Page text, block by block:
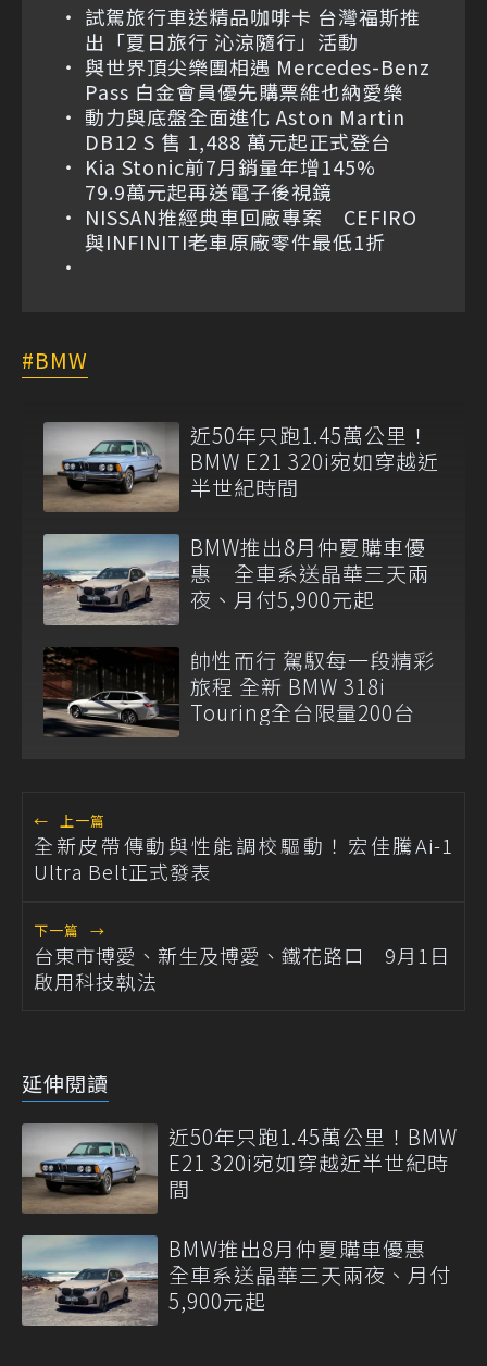
試駕旅行車送精品咖啡卡 台灣福斯推
出「夏日旅行 沁涼隨行」活動
與世界頂尖樂團相遇 Mercedes-Benz
Pass 白金會員優先購票維也納愛樂
動力與底盤全面進化 Aston Martin
DB12 S 售 1,488 萬元起正式登台
Kia Stonic前7月銷量年增145%
79.9萬元起再送電子後視鏡
NISSAN推經典車回廠專案 CEFIRO
與INFINITI老車原廠零件最低1折
BMW
近50年只跑1.45萬公里！
BMW E21 320i宛如穿越近
半世紀時間
BMW推出8月仲夏購車優
惠 全車系送晶華三天兩
夜、月付5,900元起
帥性而行 駕馭每一段精彩
旅程 全新 BMW 318i
Touring全台限量200台
← 上一篇
全新皮帶傳動與性能調校驅動！宏佳騰Ai-1
Ultra Belt正式發表
下一篇 →
台東市博愛、新生及博愛、鐵花路口 9月1日
啟用科技執法
延伸閱讀
近50年只跑1.45萬公里！BMW
E21 320i宛如穿越近半世紀時
間
BMW推出8月仲夏購車優惠
全車系送晶華三天兩夜、月付
5,900元起